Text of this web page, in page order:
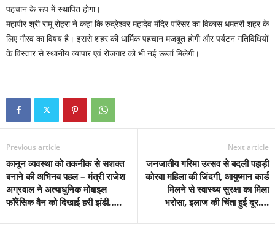
पहचान के रूप में स्थापित होगा।
महापौर श्री रामू रोहरा ने कहा कि रुद्रेश्वर महादेव मंदिर परिसर का विकास धमतरी शहर के
लिए गौरव का विषय है। इससे शहर की धार्मिक पहचान मजबूत होगी और पर्यटन गतिविधियों
के विस्तार से स्थानीय व्यापार एवं रोजगार को भी नई ऊर्जा मिलेगी।
Previous article
कानून व्यवस्था को तकनीक से सशक्त
बनाने की अभिनव पहल – मंत्री राजेश
अग्रवाल ने अत्याधुनिक मोबाइल
फॉरेंसिक वैन को दिखाई हरी झंडी…..
Next article
जनजातीय गरिमा उत्सव से बदली पहाड़ी
कोरवा महिला की जिंदगी, आयुष्मान कार्ड
मिलने से स्वास्थ्य सुरक्षा का मिला
भरोसा, इलाज की चिंता हुई दूर….